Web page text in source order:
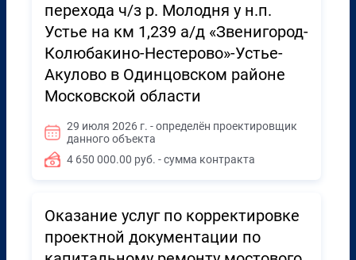
перехода ч/з р. Молодня у н.п.
Устье на км 1,239 а/д «Звенигород-
Колюбакино-Нестерово»-Устье-
Акулово в Одинцовском районе
Московской области
29 июля 2026 г. - определён проектировщик
данного объекта
4 650 000.00 руб. - сумма контракта
Оказание услуг по корректировке
проектной документации по